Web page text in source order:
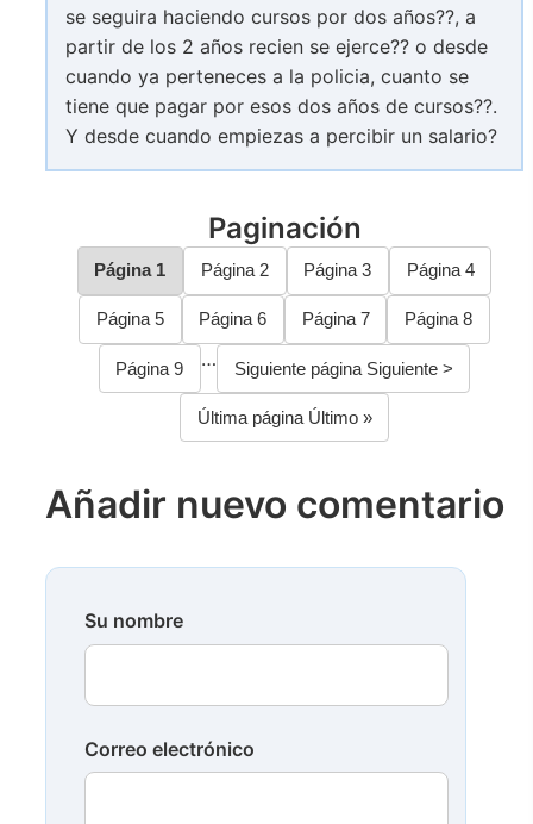
se seguira haciendo cursos por dos años??, a
partir de los 2 años recien se ejerce?? o desde
cuando ya perteneces a la policia, cuanto se
tiene que pagar por esos dos años de cursos??.
Y desde cuando empiezas a percibir un salario?
Paginación
Página 1 Página 2 Página3 Página 4
Página 5 Página6 Página 7 Página8
Página9 … Siguiente página Siguiente >
Última página Último »
Añadir nuevo comentario
Su nombre
Correo electrónico